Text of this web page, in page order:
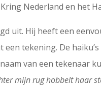
Nederland en het
uit. Hij heeft een
tekening. De
van een tekenaar
mijn rug hobbelt haar